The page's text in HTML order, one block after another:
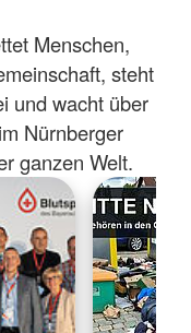
Menschen,
steht
und wacht über
Nürnberger
ganzen Welt.